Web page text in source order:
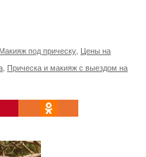
Макияж под прическу Цены на
Прическа и макияж с выездом на